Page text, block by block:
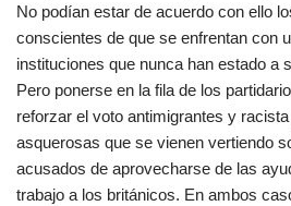
No podían estar de acuerdo con ello
conscientes de que se enfrentan con
instituciones que nunca han estado a
Pero ponerse en la fila de los
reforzar el voto antimigrantes y
asquerosas que se vienen vertiendo
acusados de aprovecharse de las
trabajo a los británicos. En ambos